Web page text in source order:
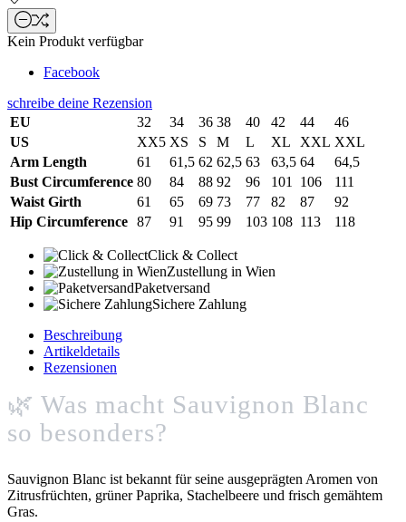
Kein Produkt verfügbar
Facebook
schreibe deine Rezension
EU
32 34 36 38 40 42 44
46
US
XX5 XS S M L XL XXL XXL
Arm Length
61 61,5 62 62,5 63 63,5 64
64,5
Bust Circumference 80 84 88 92 96 101 106
111
Waist Girth
61 65 69 73 77 82 87
92
Hip Circumference 87 91 95 99 103 108 113 118
Click & Collect
Zustellung in Wien
Paketversand
Sichere Zahlung
Beschreibung
Artikeldetails
Rezensionen
🌿 Was macht Sauvignon Blanc
so besonders?
Sauvignon Blanc ist bekannt für seine ausgeprägten Aromen von
Zitrusfrüchten, grüner Paprika, Stachelbeere und frisch gemähtem
Gras.